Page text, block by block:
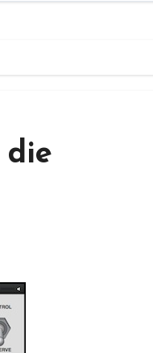
die